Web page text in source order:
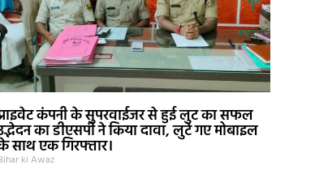
कंपनी के सुपरवाईजर से हुई लुट का सफल
का डीएसपी ने किया दावा, लुटे गए मोबाइल
साथ एक गिरफ्तार।
ki Awaz